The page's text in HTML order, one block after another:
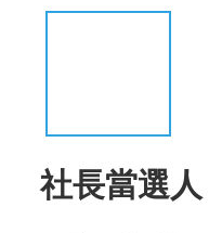
社長當選人